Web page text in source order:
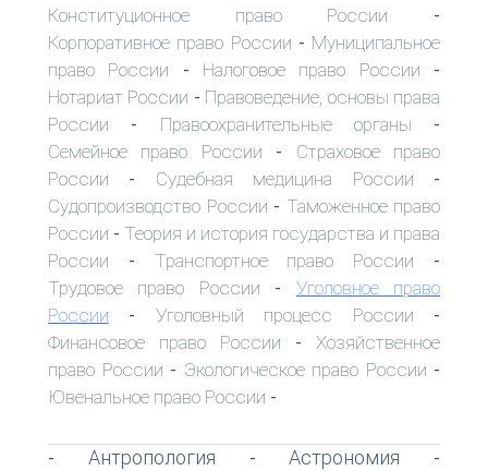
Конституционное право России -
Корпоративное право России - Муниципальное
право России - Налоговое право России -
Нотариат России - Правоведение, основы права
России - Правоохранительные органы -
Семейное право России - Страховое право
России - Судебная медицина России -
Судопроизводство России - Таможенное право
России - Теория и история государства и права
России - Транспортное право России -
Трудовое право России - Уголовное право
России - Уголовный процесс России -
Финансовое право России - Хозяйственное
право России - Экологическое право России -
Ювенальное право России -
- Антропология -Астрономия -